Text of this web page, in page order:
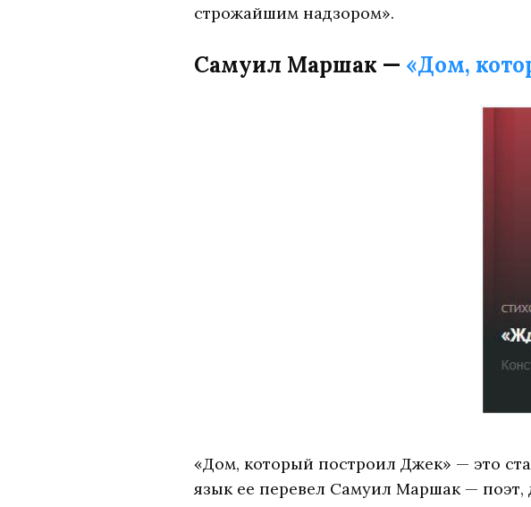
строжайшим надзором».
Самуил Маршак — «Дом,
«Дом, который построил Джек» — это
язык ее перевел Самуил Маршак — поэт,